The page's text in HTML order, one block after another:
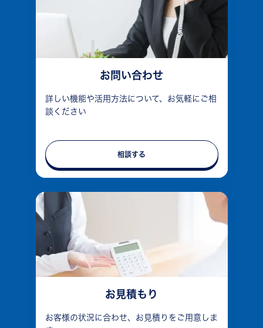
お問い合わせ
詳しい機能や活用方法について、お気軽にご相
談ください
相談する
お見積もり
お客様の状況に合わせ、お見積りをご用意しま